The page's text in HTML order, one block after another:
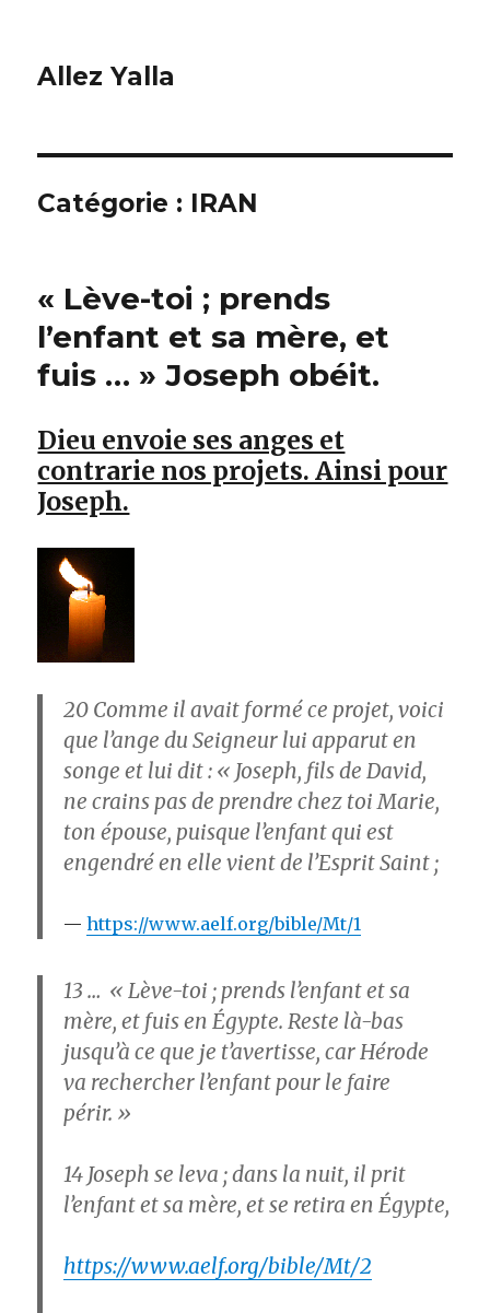
Allez Yalla
Catégorie : IRAN
« Lève-toi ; prends
l’enfant et sa mère, et
fuis … » Joseph obéit.
Dieu envoie ses anges et
contrarie nos projets. Ainsi pour
Joseph.
20 Comme il avait formé ce projet, voici
que l’ange du Seigneur lui apparut en
songe et lui dit : « Joseph, fils de David,
ne crains pas de prendre chez toi Marie,
ton épouse, puisque l’enfant qui est
engendré en elle vient de l’Esprit Saint ;
https://www.aelf.org/bible/Mt/1
13 … « Lève-toi ; prends l’enfant et sa
mère, et fuis en Égypte. Reste là-bas
jusqu’à ce que je t’avertisse, car Hérode
va rechercher l’enfant pour le faire
périr. »
14 Joseph se leva ; dans la nuit, il prit
l’enfant et sa mère, et se retira en Égypte,
https://www.aelf.org/bible/Mt/2